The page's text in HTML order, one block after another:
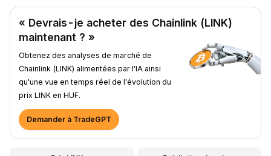
« Devrais-je acheter des Chainlink (LINK)
maintenant ? »
Obtenez des analyses de marché de
Chainlink (LINK) alimentées par l'IA ainsi
qu'une vue en temps réel de l'évolution du
prix LINK en HUF.
Demander à TradeGPT